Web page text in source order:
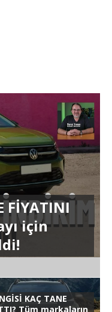
FİYATINI
için
KAÇ TANE
Tüm markaların